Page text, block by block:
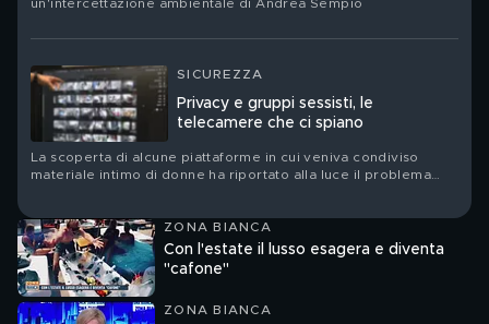
un'intercettazione ambientale di Andrea Sempio
SICUREZZA
Privacy e gruppi sessisti, le
telecamere che ci spiano
La scoperta di alcune piattaforme in cui veniva condiviso
materiale intimo di donne ha riportato alla luce il problema
ZONA BIANCA
Con l'estate il lusso esagera e diventa
"cafone"
ZONA BIANCA